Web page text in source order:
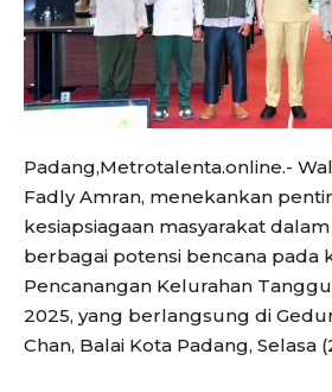
Padang,Metrotalenta.online.-
Fadly Amran, menekankan
kesiapsiagaan masyarakat
berbagai potensi bencana pada
Pencanangan Kelurahan
2025, yang berlangsung di
Chan, Balai Kota Padang, Selasa